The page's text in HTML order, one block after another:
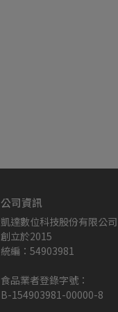
公司資訊
凱達數位科技股份有限公司
創立於2015
統編：54903981
食品業者登錄字號：
B-154903981-00000-8